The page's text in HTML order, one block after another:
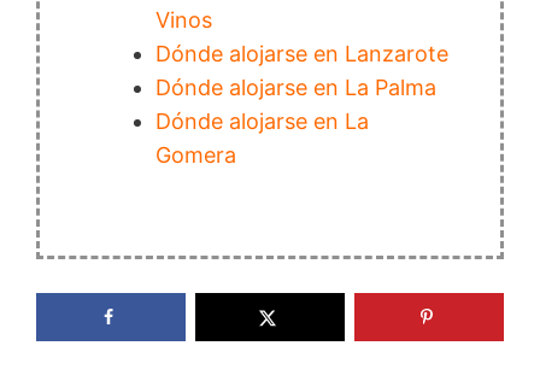
Vinos
Dónde alojarse en Lanzarote
Dónde alojarse en La Palma
Dónde alojarse en La
Gomera